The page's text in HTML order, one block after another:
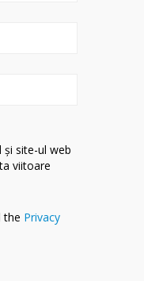
și site-ul web
viitoare
the Privacy